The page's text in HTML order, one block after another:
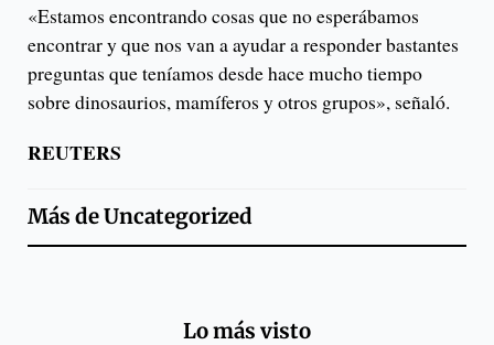
«Estamos encontrando cosas que no esperábamos
encontrar y que nos van a ayudar a responder bastantes
preguntas que teníamos desde hace mucho tiempo
sobre dinosaurios, mamíferos y otros grupos», señaló.
REUTERS
Más deUncategorized
Lo más visto